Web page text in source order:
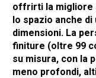
offrirti la migliore
lo spazio anche
dimensioni. La
finiture (oltre 99
su misura, con la
meno profondi,